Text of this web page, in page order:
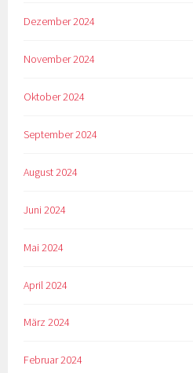
Dezember 2024
November 2024
Oktober 2024
September 2024
August 2024
Juni 2024
Mai 2024
April 2024
März 2024
Februar 2024